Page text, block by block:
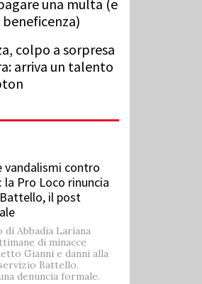
una multa (e
colpo a sorpresa
arriva un talento
vandalismi contro
la Pro Loco rinuncia
il post
di Abbadia Lariana
di minacce
Gianni e danni alla
Battello.
denuncia formale.